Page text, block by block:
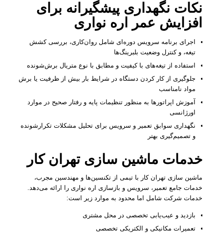
نکات نگهداری پیشگیرانه برای
افزایش عمر اره نواری
اجرای برنامه سرویس دوره‌ای شامل روان‌کاری، بررسی کشش
تیغه، و کنترل وضعیت بلبرینگ‌ها
استفاده از تیغه‌های با کیفیت و مطابق با نوع متریال برش‌شونده
جلوگیری از کار کردن دستگاه در شرایط بار بیش از ظرفیت یا برش
مواد نامناسب
آموزش اپراتورها به منظور تنظیمات پایه و رفتار صحیح در موارد
اورژانسی
نگهداری سوابق تعمیر و سرویس برای تحلیل مشکلات تکرارشونده
و تصمیم‌گیری بهتر
خدمات ماشین سازی تهران کار
ماشین سازی تهران کار با تیمی از تکنسین‌ها و مهندسین مجرب،
خدمات جامع تعمیر، سرویس و بازسازی اره نواری را ارائه می‌دهد.
خدمات شرکت شامل اما محدود به موارد زیر است:
بازدید و عیب‌یابی تخصصی در محل مشتری
تعمیرات مکانیکی و الکتریکی تخصصی